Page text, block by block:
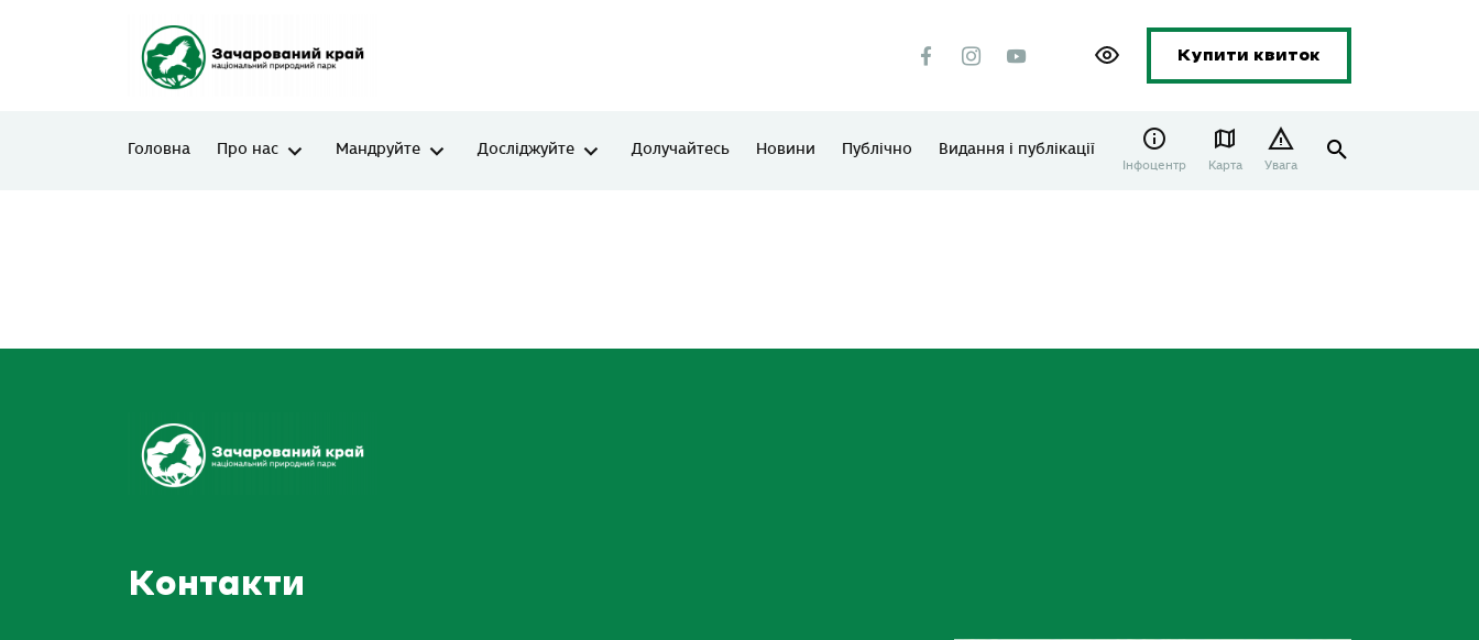
Купити квиток
Головна Про нас Мандруйте Досліджуйте Долучайтесь Новини Публічно Видання і публікації
Інфоцентр Карта Увага
Контакти